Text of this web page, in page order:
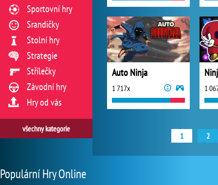
Auto Ninja
1 717x 1
1 2
Sportovní hry
Srandičky
Stolní hry
Strategie
Střílečky
Závodní hry
Hry od vás
všechny kategorie
Populární Hry Online